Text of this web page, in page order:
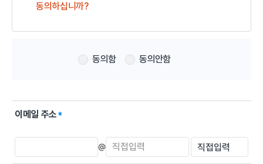
개인정보의 수집 및 이용에 동의하지 않을 수 있습니다. 다만,
수집한 개인정보는 수집 및 이용 목적 범위 내에서 사용하며,
동의하십니까?
동의함 동의안함
이메일 주소
@